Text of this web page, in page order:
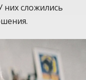
них сложились